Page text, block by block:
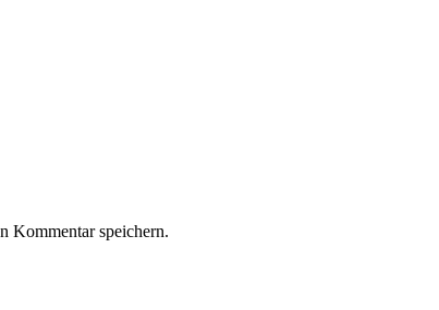
Kommentar speichern.